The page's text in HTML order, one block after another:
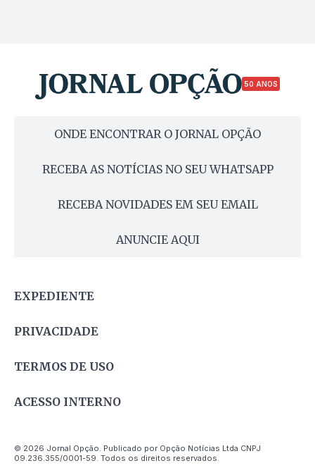
50 ANOS
ONDE ENCONTRAR O JORNAL OPÇÃO
RECEBA AS NOTÍCIAS NO SEU WHATSAPP
RECEBA NOVIDADES EM SEU EMAIL
ANUNCIE AQUI
EXPEDIENTE
PRIVACIDADE
TERMOS DE USO
ACESSO INTERNO
© 2026 Jornal Opção. Publicado por Opção Notícias Ltda CNPJ
09.236.355/0001-59. Todos os direitos reservados.